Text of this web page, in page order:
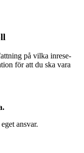
på vilka inrese-
för att du ska vara
ansvar.